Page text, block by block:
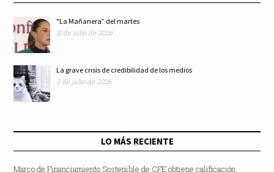
"La Mañanera” del martes
11 de julio de 2026
La grave crisis de credibilidad de los medios
3 de julio de 2026
LO MÁS RECIENTE
Marco de Financiamiento Sostenible de CFE obtiene calificación